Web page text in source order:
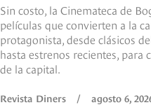
Sin costo, la Cinemateca de
películas que convierten a la
protagonista, desde clásicos
hasta estrenos recientes, para
de la capital.
Revista Diners / agosto 6,